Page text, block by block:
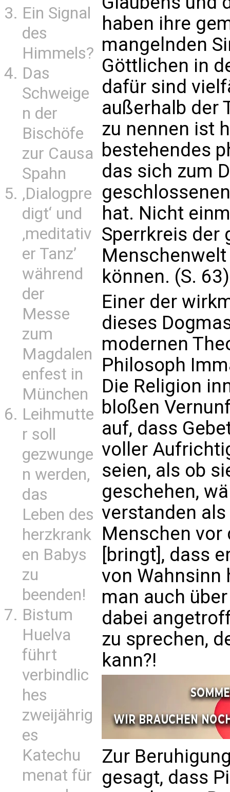
Ein Signal
des
Himmels?
Das
Schweige
n der
Bischöfe
zur Causa
Spahn
‚Dialogpre
digt‘ und
‚meditativ
er Tanz’
während
der
Messe
zum
Magdalen
enfest in
München
Leihmutte
r soll
gezwunge
n werden,
das
Leben des
herzkrank
en Babys
zu
beenden!
Bistum
Huelva
führt
verbindlic
hes
zweijährig
es
Katechu
menat für
haben ihre
mangelnden
Göttlichen in
dafür sind
außerhalb der
zu nennen ist
bestehendes
das sich zum
hat. Nicht
Sperrkreis der
Menschenwelt
können. (S. 63)
Einer der
dieses
modernen
Philosoph
Die Religion
bloßen
auf, dass
voller
seien, als ob
geschehen,
verstanden als
Menschen
[bringt], dass
von Wahnsinn
man auch
dabei
zu sprechen,
kann?!
Zur
gesagt, dass